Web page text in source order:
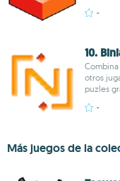
-
10.
otros
puzles
-
Más juegos de la